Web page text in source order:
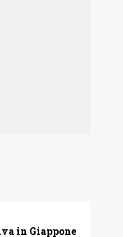
in Giappone